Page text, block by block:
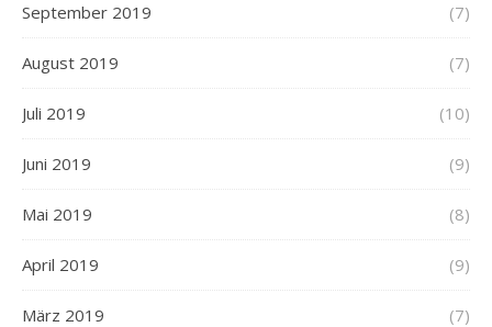
September 2019 (7)
August 2019 (7)
Juli 2019 (10)
Juni 2019 (9)
Mai 2019 (8)
April 2019 (9)
März 2019 (7)